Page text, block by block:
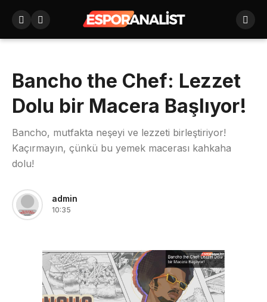
Bancho the Chef: Lezzet
Dolu bir Macera Başlıyor!
Bancho, mutfakta neşeyi ve lezzeti birleştiriyor!
Kaçırmayın, çünkü bu yemek macerası kahkaha
dolu!
admin
10:35